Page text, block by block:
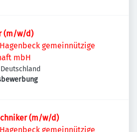
(m/w/d)
gemeinnützige
mbH
(m/w/d)
gemeinnützige